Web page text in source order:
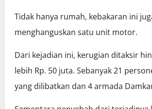
Tidak hanya rumah, kebakaran ini
menghanguskan satu unit motor.
Dari kejadian ini, kerugian ditaksir
lebih Rp. 50 juta. Sebanyak 21
yang dilibatkan dan 4 armada